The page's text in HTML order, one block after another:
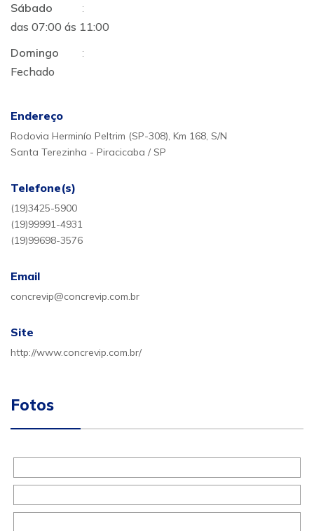
Sábado
:
das 07:00 ás 11:00
Domingo
:
Fechado
Endereço
Rodovia Herminío Peltrim (SP-308), Km 168, S/N
Santa Terezinha - Piracicaba / SP
Telefone(s)
(19)3425-5900
(19)99991-4931
(19)99698-3576
Email
concrevip@concrevip.com.br
Site
http://www.concrevip.com.br/
Fotos